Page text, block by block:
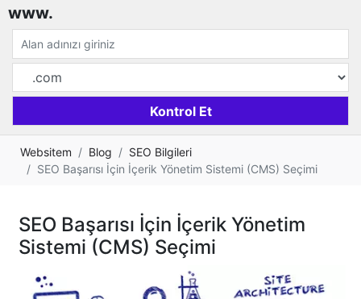
www.
Websitem Blog
SEO Bilgileri
SEO Başarısı İçin İçerik Yönetim Sistemi (CMS) Seçimi
SEO Başarısı İçin İçerik Yönetim
Sistemi (CMS) Seçimi